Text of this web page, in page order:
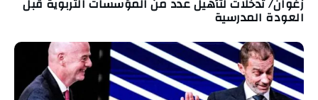
زغوان/ تدخلات لتأهيل عدد من المؤسسات التربوية قبل
العودة المدرسية